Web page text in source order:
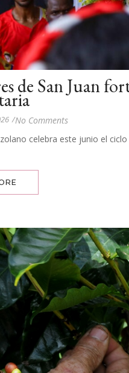
de San Juan
/No Comments
celebra este junio el